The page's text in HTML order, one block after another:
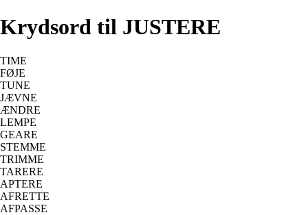
Krydsord til JUSTERE
TIME
FØJE
TUNE
JÆVNE
ÆNDRE
LEMPE
GEARE
STEMME
TRIMME
TARERE
APTERE
AFRETTE
AFPASSE